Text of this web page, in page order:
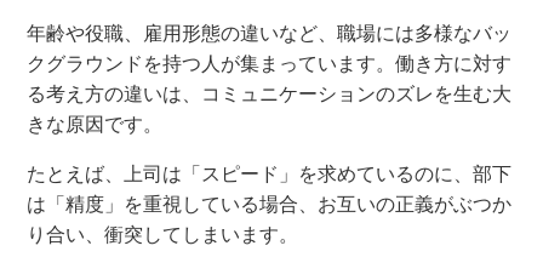
年齢や役職、雇用形態の違いなど、職場には多様なバッ
クグラウンドを持つ人が集まっています。働き方に対す
る考え方の違いは、コミュニケーションのズレを生む大
きな原因です。
たとえば、上司は「スピード」を求めているのに、部下
は「精度」を重視している場合、お互いの正義がぶつか
り合い、衝突してしまいます。